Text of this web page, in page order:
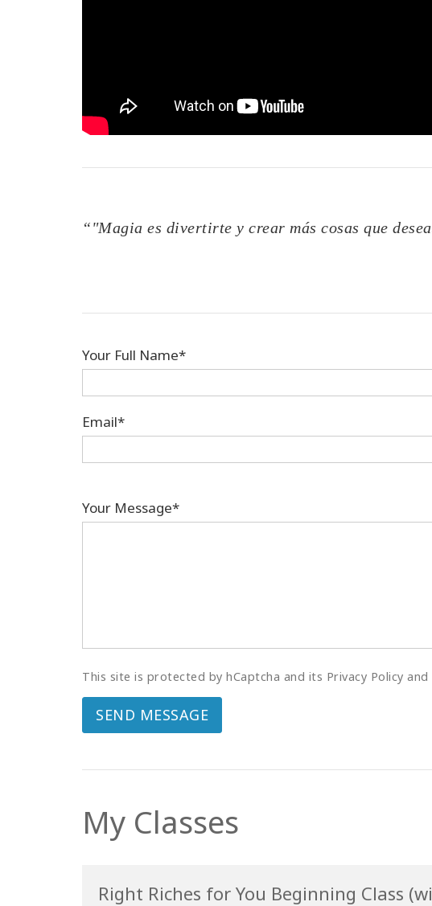
“"Magia es divertirte y crear más cosas que
Your Full Name*
Email*
Your Message*
This site is protected by hCaptcha and its Privacy Policy and
SEND MESSAGE
My Classes
Right Riches for You Beginning Class